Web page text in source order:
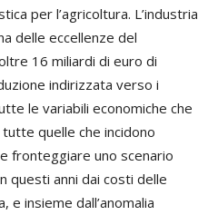
per l’agricoltura. L’industria
delle eccellenze del
16 miliardi di euro di
indirizzata verso i
le variabili economiche che
quelle che incidono
fronteggiare uno scenario
questi anni dai costi delle
e insieme dall’anomalia